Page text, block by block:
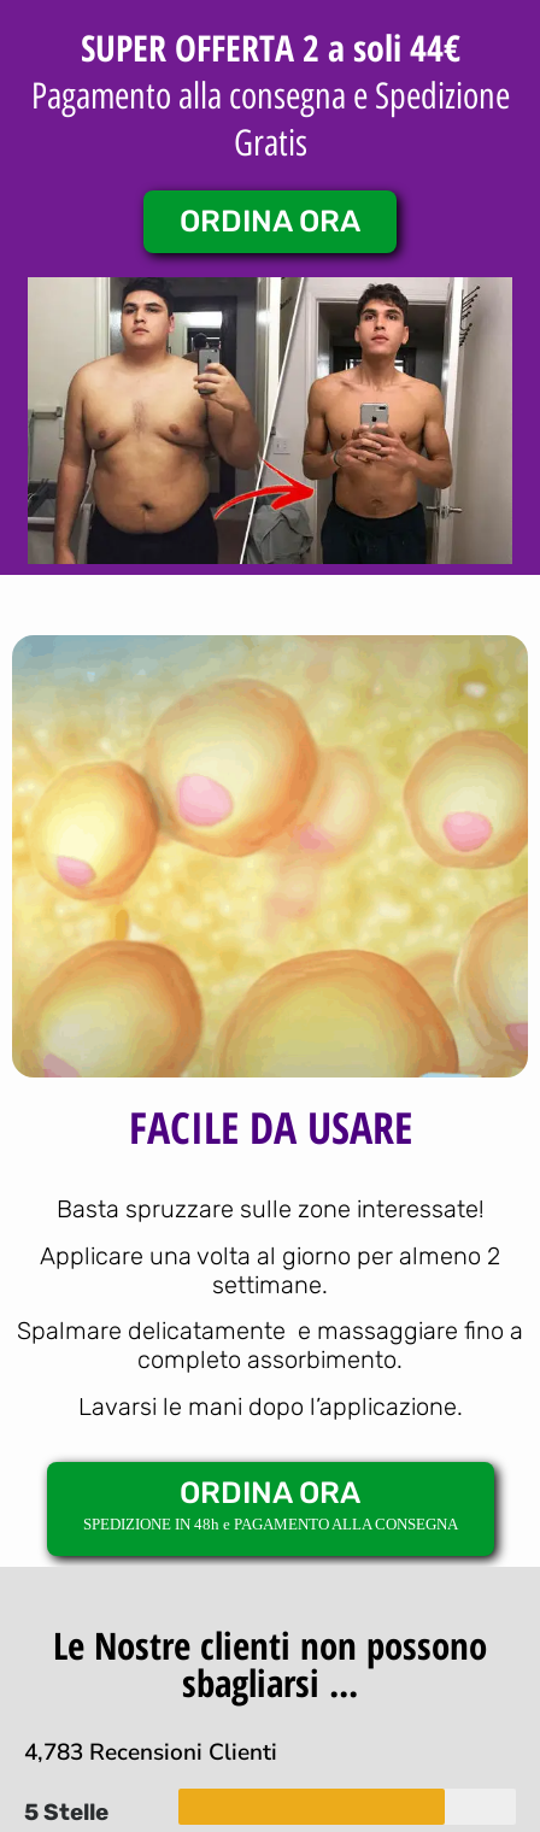
SUPER OFFERTA 2 a soli 44€
Pagamento alla consegna e Spedizione
Gratis
ORDINA ORA
FACILE DA USARE
Basta spruzzare sulle zone interessate!
Applicare una volta al giorno per almeno 2
settimane.
Spalmare delicatamente e massaggiare fino a
completo assorbimento.
Lavarsi le mani dopo l’applicazione.
ORDINA ORA
SPEDIZIONE IN 48h e PAGAMENTO ALLA CONSEGNA
Le Nostre clienti non possono
sbagliarsi ...
4,783 Recensioni Clienti
5 Stelle